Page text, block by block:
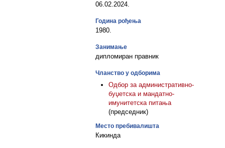
06.02.2024.
Година рођења
1980.
Занимање
дипломиран правник
Чланство у одборима
Одбор за административно-
буџетска и мандатно-
имунитетска питања
(председник)
Место пребивалишта
Кикинда